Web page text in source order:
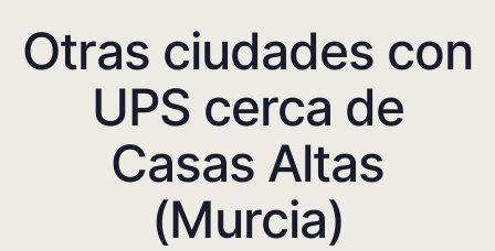
Otras ciudades con
UPS cerca de
Casas Altas
(Murcia)